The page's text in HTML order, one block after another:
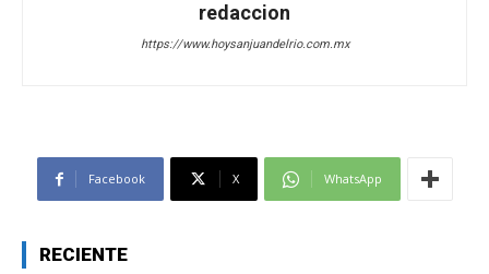
redaccion
https://www.hoysanjuandelrio.com.mx
Facebook X WhatsApp
RECIENTE